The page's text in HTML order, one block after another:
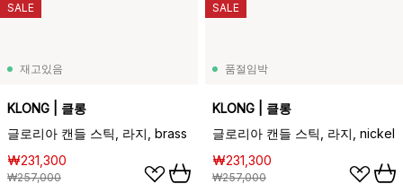
재고있음
KLONG | 클롱
글로리아 캔들 스틱, 라지, brass
₩231,300
₩257,000
SALE
품절임박
KLONG | 클롱
글로리아 캔들 스틱, 라지, nickel
₩231,300
₩257,000
SALE